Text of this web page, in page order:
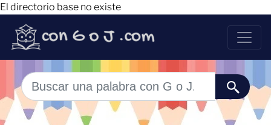
El directorio base no existe